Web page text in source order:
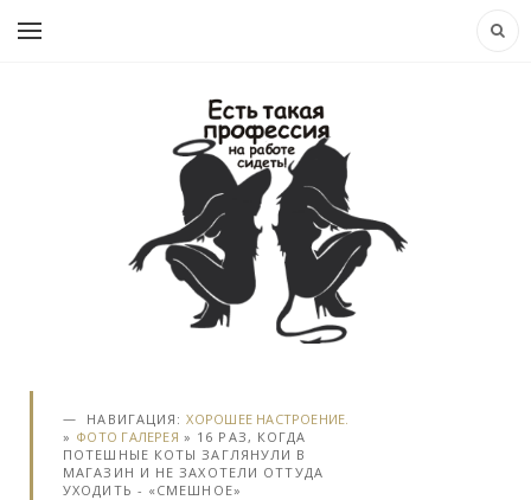
НАВИГАЦИЯ:ХОРОШЕЕ НАСТРОЕНИЕ.
» ФОТО ГАЛЕРЕЯ » 16 РАЗ, КОГДА
ПОТЕШНЫЕ КОТЫ ЗАГЛЯНУЛИ В
МАГАЗИН И НЕ ЗАХОТЕЛИ ОТТУДА
УХОДИТЬ - «СМЕШНОЕ»